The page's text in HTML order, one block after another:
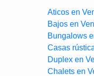
Aticos en
Bajos en
Bungalows
Casas
Duplex en
Chalets en